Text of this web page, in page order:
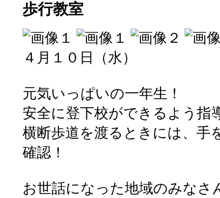
歩行教室
４月１０日（水）
元気いっぱいの一年生！
安全に登下校ができるよう指
横断歩道を渡るときには、手
確認！
お世話になった地域のみなさ